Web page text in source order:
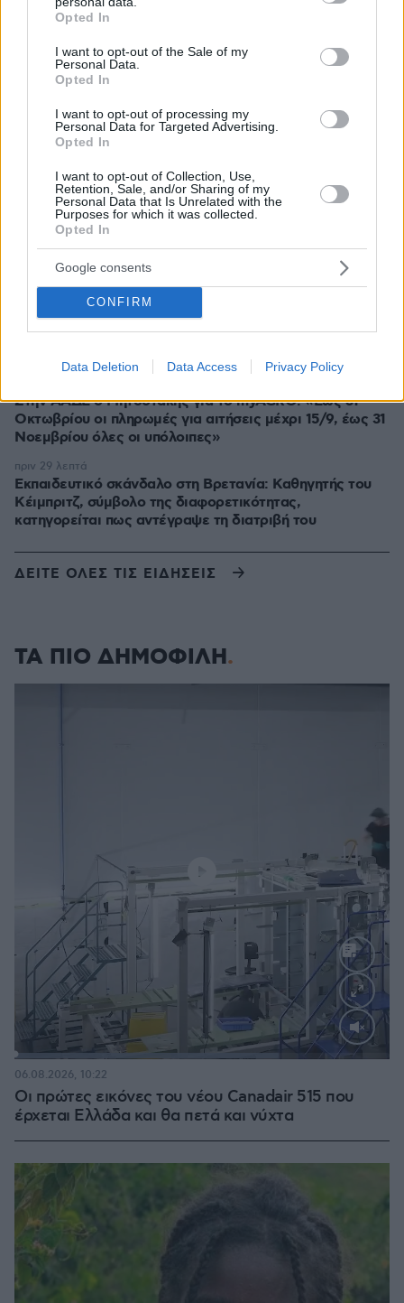
grant or deny consent to Google and its third-party tags to
use your data for below specified purposes in below Google
consent section.
Opted In
I want to opt-out of the Sale of my
Personal Data.
Opted In
I want to opt-out of processing my
Personal Data for Targeted Advertising.
Opted In
I want to opt-out of Collection, Use,
Retention, Sale, and/or Sharing of my
Personal Data that Is Unrelated with the
Purposes for which it was collected.
Opted In
Google consents
CONFIRM
Data Deletion Data Access Privacy Policy
όλων μας, ο πόνος είναι αφόρητος
Δείτε βίντεο: Το πλυντήριο έκρυβε... σχεδόν ένα κιλό
ηρωίνης, συνελήφθη 46χρονη στη Θεσσαλονίκη
Βίντεο: Η Ελένη Μενεγάκη απαθανατίστηκε για φαγητό
στο Φισκάρδο με τον Μάκη Παντζόπουλο
«Υβριδική απειλή από ξένες δυνάμεις»: Το Βερολίνο
«φωτογραφίζει» τη Ρωσία, ως υπεύθυνη για τα drones
στο αεροδρόμιο της Λειψίας
πριν 12 λεπτά
Νεκροτομή και τοξικολογικές θα δείξουν αν ο
90χρονος στον Μυστρά πέθανε από φυσικά αίτια
πριν 17 λεπτά
ΟΠΕΚΕΠΕ: Άνοιξε η πλατφόρμα της ΑΑΔΕ για
πριν 18 λεπτά
Στην ΑΑΔΕ ο Μητσοτάκης για το myAGRO: «Έως 31
Οκτωβρίου οι πληρωμές για αιτήσεις μέχρι 15/9, έως 31
Νοεμβρίου όλες οι υπόλοιπες»
Εκπαιδευτικό σκάνδαλο στη Βρετανία: Καθηγητής του
Κέιμπριτζ, σύμβολο της διαφορετικότητας,
κατηγορείται πως αντέγραψε τη διατριβή του
πριν 29 λεπτά
ΔΕΙΤΕ ΟΛΕΣ ΤΙΣ ΕΙΔΗΣΕΙΣ
ΤΑ ΠΙΟ ΔΗΜΟΦΙΛΗ
Loaded
Οι πρώτες εικόνες του νέου Canadair 515 που
έρχεται Ελλάδα και θα πετά και νύχτα
06.08.2026, 10:22